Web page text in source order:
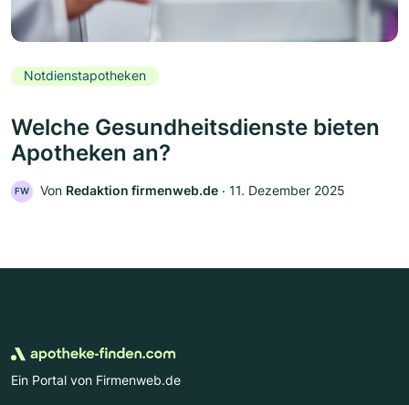
Notdienstapotheken
Welche Gesundheitsdienste bieten
Apotheken an?
FW Von Redaktion firmenweb.de ‧ 11. Dezember 2025
Ein Portal von Firmenweb.de